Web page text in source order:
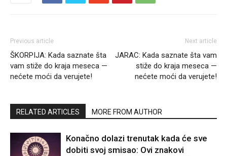
Previous article
ŠKORPIJA: Kada saznate šta
vam stiže do kraja meseca —
nećete moći da verujete!
Next article
JARAC: Kada saznate šta vam
stiže do kraja meseca —
nećete moći da verujete!
RELATED ARTICLES MORE FROM AUTHOR
Konačno dolazi trenutak kada će sve
dobiti svoj smisao: Ovi znakovi